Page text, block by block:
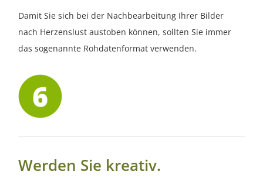
Damit Sie sich bei der Nachbearbeitung Ihrer Bilder
nach Herzenslust austoben können, sollten Sie immer
das sogenannte Rohdatenformat verwenden.
Werden Sie kreativ.